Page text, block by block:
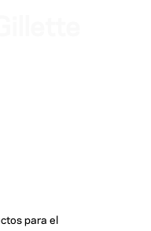
para el